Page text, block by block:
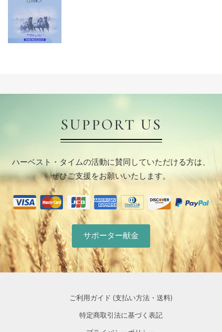
SUPPORT US
ハーベスト・タイムの活動に賛同していただける方は、
ぜひご支援をお願いいたします。
サポーター献金
ご利用ガイド (支払い方法・送料)
特定商取引法に基づく表記